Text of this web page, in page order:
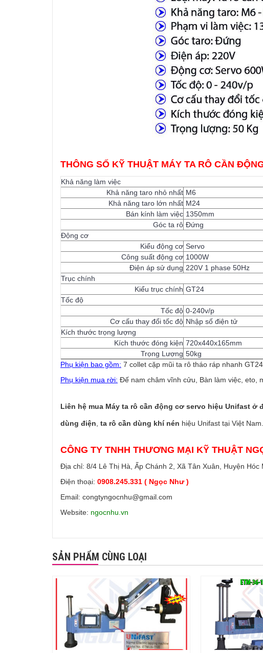
THÔNG SỐ KỸ THUẬT MÁY TA RÔ CẦN
Khả năng làm việc
Khả năng taro nhỏ nhất M6
Khả năng taro lớn nhất M24
Bán kính làm việc 1350mm
Góc ta rô Đứng
Động cơ
Kiểu động cơ Servo
Công suất động cơ 1000W
Điện áp sử dụng 220V 1 phase 50Hz
Trục chính
Kiểu trục chính GT24
Tốc độ
Tốc độ 0-240v/p
Cơ cấu thay đổi tốc độ Nhập số điện tử
Kích thước trọng lượng
Kích thước đóng kiện 720x440x165mm
Trọng Lượng 50kg
Phụ kiện bao gồm: 7 collet cặp mũi ta rô tháo ráp nhanh
Phụ kiện mua rời: Đế nam châm vĩnh cửu, Bàn làm việc, eto,
Liên hệ mua Máy ta rô cần động cơ servo hiệu Unifast ở
dùng điện ta rô cần dùng khí nén hiệu Unifast tại Việt
CÔNG TY TNHH THƯƠNG MẠI KỸ THUẬT
Địa chỉ: 8/4 Lê Thị Hà, Ấp Chánh 2, Xã Tân Xuân, Huyện Hóc
Điện thoại: 0908.245.331 ( Ngọc Như )
Email: congtyngocnhu@gmail.com
Website: ngocnhu.vn
SẢN PHẨM CÙNG LOẠI